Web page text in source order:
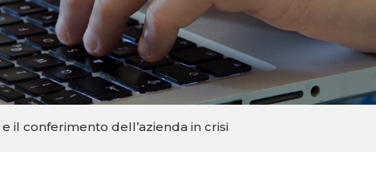
il conferimento dell’azienda in crisi